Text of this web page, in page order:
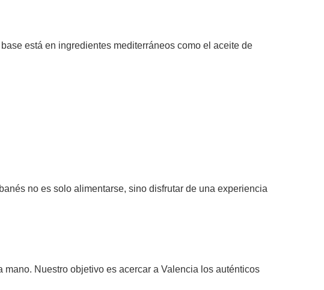
está en ingredientes mediterráneos como el aceite de
no es solo alimentarse, sino disfrutar de una experiencia
Nuestro objetivo es acercar a Valencia los auténticos